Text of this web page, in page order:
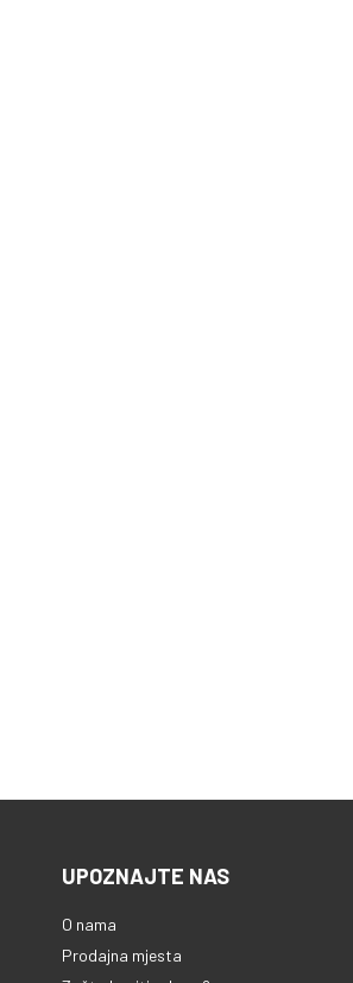
UPOZNAJTE NAS
O nama
Prodajna mjesta